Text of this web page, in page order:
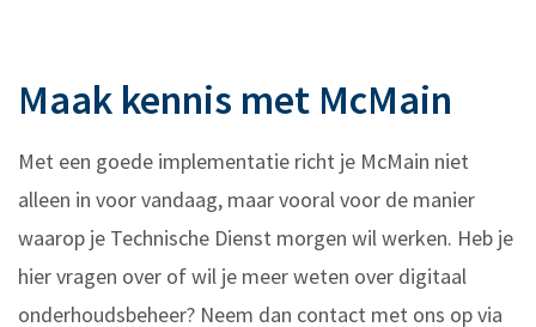
Maak kennis met McMain
Met een goede implementatie richt je McMain niet
alleen in voor vandaag, maar vooral voor de manier
waarop je Technische Dienst morgen wil werken. Heb je
hier vragen over of wil je meer weten over digitaal
onderhoudsbeheer? Neem dan contact met ons op via